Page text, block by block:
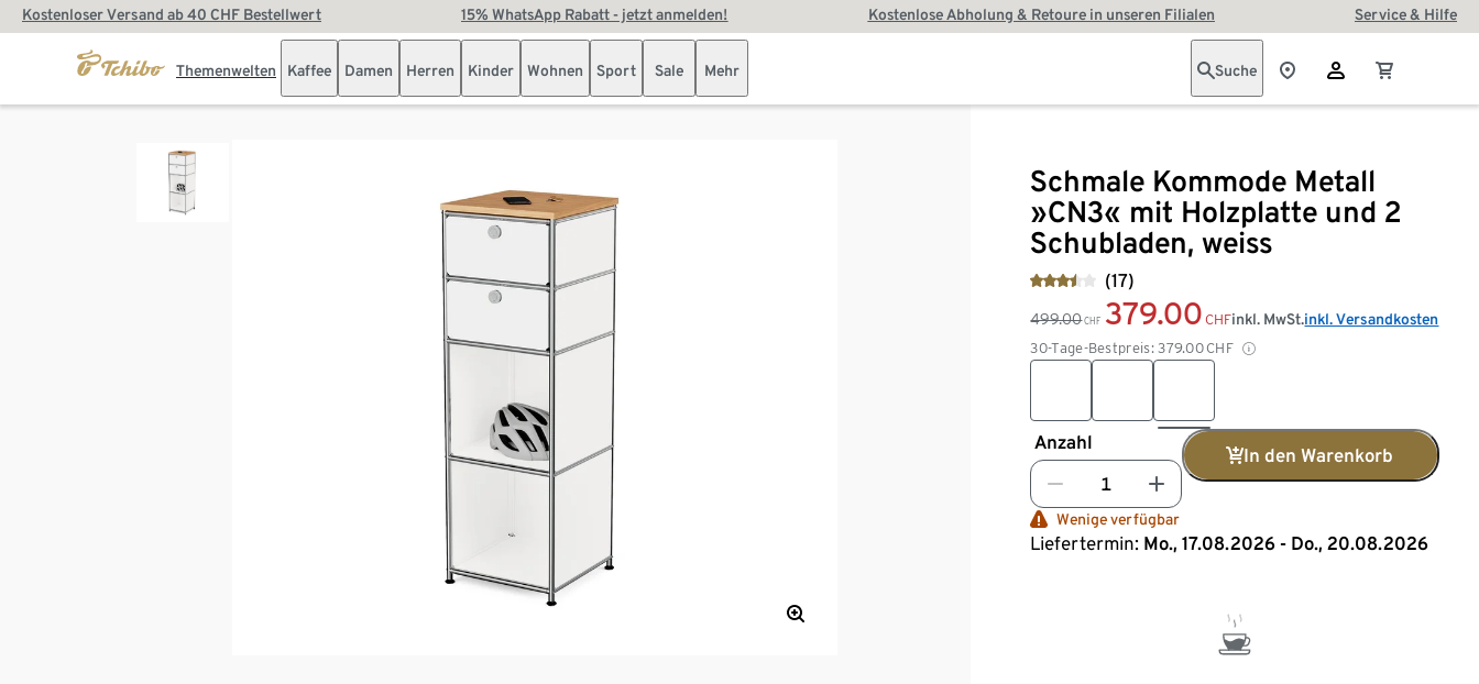
Kostenloser Versand ab 40 CHF Bestellwert 15% WhatsApp Rabatt - jetzt anmelden! Kostenlose Abholung & Retoure in unseren Filialen Service & Hilfe
Themenwelten Kaffee Damen Herren Kinder Wohnen Sport Sale Mehr Suche
Schmale Kommode Metall
»CN3« mit Holzplatte und 2
Schubladen, weiss
(17)
499.00 CHF 379.00 CHF
30-Tage-Bestpreis: 379.00CHF
inkl. MwSt.inkl. Versandkosten
Anzahl
In den Warenkorb
Wenige verfügbar
Liefertermin: Mo., 17.08.2026 - Do., 20.08.2026